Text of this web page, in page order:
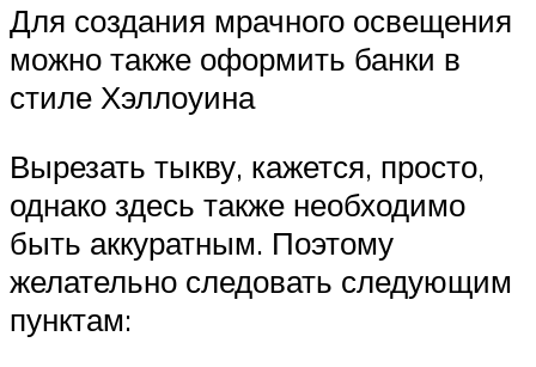
Для создания мрачного освещения
можно также оформить банки в
стиле Хэллоуина
Вырезать тыкву, кажется, просто,
однако здесь также необходимо
быть аккуратным. Поэтому
желательно следовать следующим
пунктам: